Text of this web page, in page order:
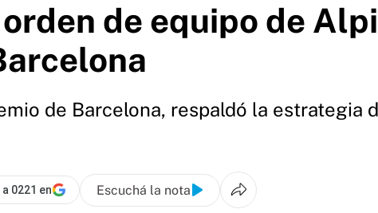
de equipo de
de Barcelona, respaldó la estrategia
0221 en
Escuchá la nota